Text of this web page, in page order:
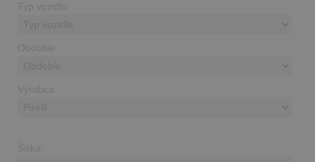
Typ vozidla:
Obdobie:
Výrobca:
Šírka: